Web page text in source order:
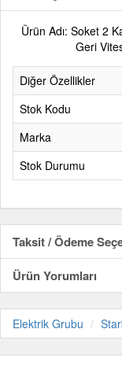
Ürün Adı: Soket 2
Geri
Diğer Özellikler
Stok Kodu
Marka
Stok Durumu
Taksit / Ödeme
Ürün Yorumları
Elektrik Grubu